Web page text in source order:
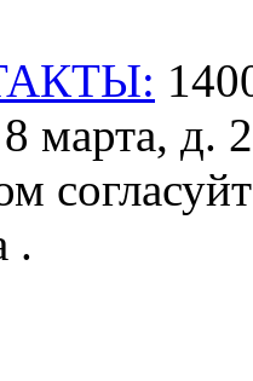
марта, д.
.